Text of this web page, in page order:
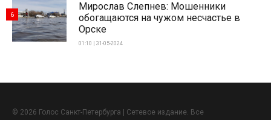
Мирослав Слепнев: Мошенники
обогащаются на чужом несчастье в
Орске
01:10 | 31-05-2024
6
© 2026 Голос Санкт-Петербурга | Сетевое издание. Все